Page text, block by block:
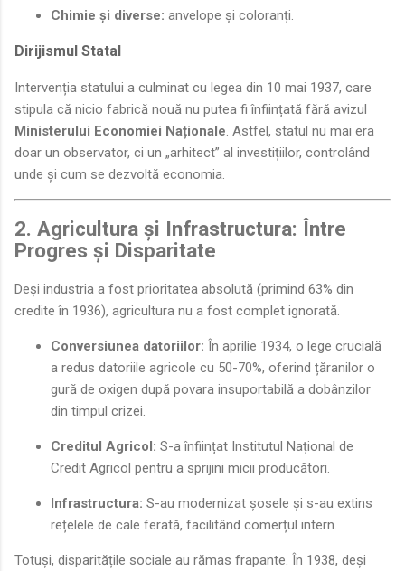
Chimie și diverse: anvelope și coloranți.
Dirijismul Statal
Intervenția statului a culminat cu legea din 10 mai 1937, care
stipula că nicio fabrică nouă nu putea fi înființată fără avizul
Ministerului Economiei Naționale. Astfel, statul nu mai era
doar un observator, ci un „arhitect” al investițiilor, controlând
unde și cum se dezvoltă economia.
2. Agricultura și Infrastructura: Între
Progres și Disparitate
Deși industria a fost prioritatea absolută (primind 63% din
credite în 1936), agricultura nu a fost complet ignorată.
Conversiunea datoriilor: În aprilie 1934, o lege crucială
a redus datoriile agricole cu 50-70%, oferind țăranilor o
gură de oxigen după povara insuportabilă a dobânzilor
din timpul crizei.
Creditul Agricol: S-a înființat Institutul Național de
Credit Agricol pentru a sprijini micii producători.
Infrastructura: S-au modernizat șosele și s-au extins
rețelele de cale ferată, facilitând comerțul intern.
Totuși, disparitățile sociale au rămas frapante. În 1938, deși